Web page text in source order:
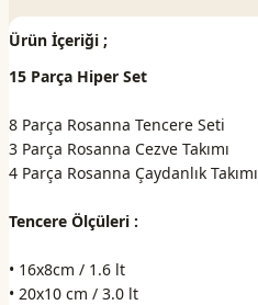
Ürün İçeriği ;
15 Parça Hiper Set
8 Parça Rosanna Tencere Seti
3 Parça Rosanna Cezve Takımı
4 Parça Rosanna Çaydanlık Takımı
Tencere Ölçüleri :
• 16x8cm / 1.6 lt
• 20x10 cm / 3.0 lt